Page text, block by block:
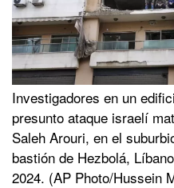
Investigadores en un
presunto ataque israelí
Saleh Arouri, en el
bastión de Hezbolá,
2024. (AP Photo/Hussein